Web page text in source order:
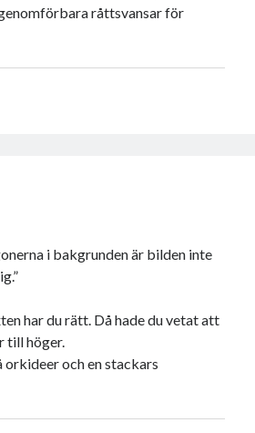
råttsvansar för
i bakgrunden är bilden inte
har du rätt. Då hade du vetat att
till höger.
orkideer och en stackars